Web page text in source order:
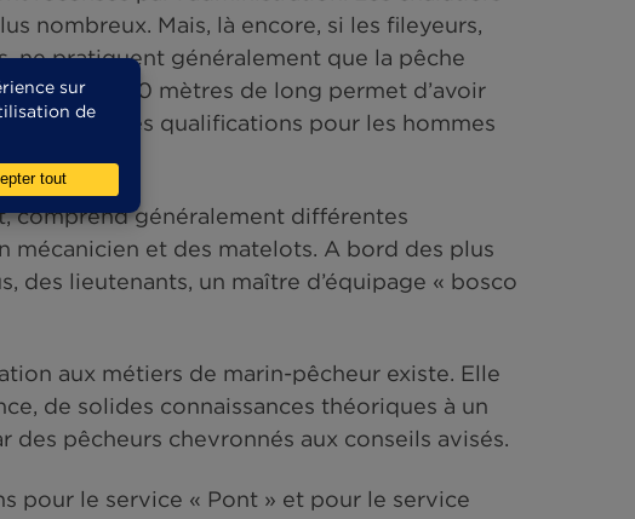
est alors plus traditionnelle. Ce sont
qui s’affairent sur un navire pour des marées le
en France ?
qui sont recensés par l’administration. Les
les plus nombreux. Mais, là encore, si les
entre 6 et plus de 50 mètres de long permet
Les métiers et les qualifications pour les
variés.